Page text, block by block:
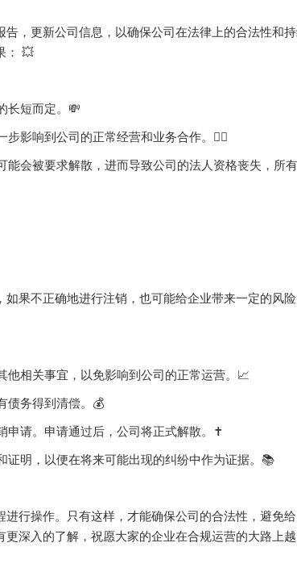
，更新公司信息，以确保公司在法律上的合法性和
： 💥
长短而定。💸
影响到公司的正常经营和业务合作。👮‍♀️
会被要求解散，进而导致公司的法人资格丧失，所
果不正确地进行注销，也可能给企业带来一定的风
他相关事宜，以免影响到公司的正常运营。📈
债务得到清偿。💰
申请。申请通过后，公司将正式解散。✝️
证明，以便在将来可能出现的纠纷中作为证据。📚
行操作。只有这样，才能确保公司的合法性，避免
深入的了解，祝愿大家的企业在合规运营的大路上